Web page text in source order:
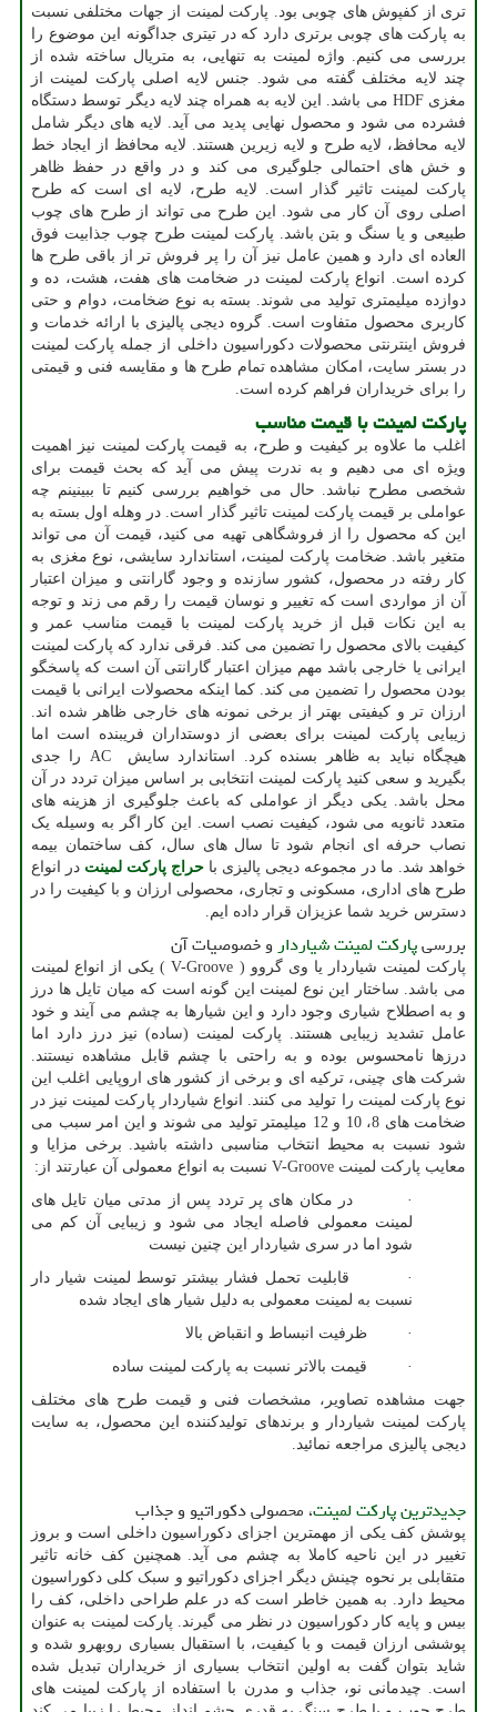
تری از کفپوش های چوبی بود. پارکت لمینت از جهات مختلفی نسبت
به پارکت های چوبی برتری دارد که در تیتری جداگونه این موضوع را
بررسی می کنیم. واژه لمینت به تنهایی، به متریال ساخته شده از
چند لایه مختلف گفته می شود. جنس لایه اصلی پارکت لمینت از
مغزیHDF می باشد. این لایه به همراه چند لایه دیگر توسط دستگاه
فشرده می شود و محصول نهایی پدید می آید. لایه های دیگر شامل
لایه محافظ، لایه طرح و لایه زیرین هستند. لایه محافظ از ایجاد خط
و خش های احتمالی جلوگیری می کند و در واقع در حفظ ظاهر
پارکت لمینت تاثیر گذار است. لایه طرح، لایه ای است که طرح
اصلی روی آن کار می شود. این طرح می تواند از طرح های چوب
طبیعی و یا سنگ و بتن باشد. پارکت لمینت طرح چوب جذابیت فوق
العاده ای دارد و همین عامل نیز آن را پر فروش تر از باقی طرح ها
کرده است. انواع پارکت لمینت در ضخامت های هفت، هشت، ده و
دوازده میلیمتری تولید می شوند. بسته به نوع ضخامت، دوام و حتی
کاربری محصول متفاوت است. گروه دیجی پالیزی با ارائه خدمات و
فروش اینترنتی محصولات دکوراسیون داخلی از جمله پارکت لمینت
در بستر سایت، امکان مشاهده تمام طرح ها و مقایسه فنی و قیمتی
را برای خریداران فراهم کرده است.
پارکت لمینت با قیمت مناسب
اغلب ما علاوه بر کیفیت و طرح، به قیمت پارکت لمینت نیز اهمیت
ویژه ای می دهیم و به ندرت پیش می­ آید که بحث قیمت برای
شخصی مطرح نباشد. حال می خواهیم بررسی کنیم تا ببینینم چه
عواملی بر قیمت پارکت لمینت تاثیر گذار است. در وهله اول بسته به
این که محصول را از فروشگاهی تهیه می کنید، قیمت آن می تواند
متغیر باشد. ضخامت پارکت لمینت، استاندارد سایشی، نوع مغزی به
کار رفته در محصول، کشور سازنده و وجود گارانتی و میزان اعتبار
آن از مواردی است که تغییر و نوسان قیمت را رقم می زند و توجه
به این نکات قبل از خرید پارکت لمینت با قیمت مناسب عمر و
کیفیت بالای محصول را تضمین می کند. فرقی ندارد که پارکت لمینت
ایرانی یا خارجی باشد مهم میزان اعتبار گارانتی آن است که پاسخگو
بودن محصول را تضمین می کند. کما اینکه محصولات ایرانی با قیمت
ارزان تر و کیفیتی بهتر از برخی نمونه های خارجی ظاهر شده اند.
زیبایی پارکت لمینت برای بعضی از دوستداران فریبنده است اما
هیچگاه نباید به ظاهر بسنده کرد. استاندارد سایش
AC را جدی
بگیرید و سعی کنید پارکت لمینت انتخابی بر اساس میزان تردد در آن
محل باشد. یکی دیگر از عواملی که باعث جلوگیری از هزینه های
متعدد ثانویه می شود، کیفیت نصب است. این کار اگر به وسیله یک
نصاب حرفه ای انجام شود تا سال های سال، کف ساختمان بیمه
خواهد شد. ما در مجموعه دیجی پالیزی با حراج پارکت لمینت در انواع
طرح های اداری، مسکونی و تجاری، محصولی ارزان و با کیفیت را در
دسترس خرید شما عزیزان قرار داده ایم.
بررسیپارکت لمینت شیاردارو خصوصیات آن
پارکت لمینت شیاردار یا وی گروو ( V-Groove) یکی از انواع لمینت
می باشد. ساختار این نوع لمینت این گونه است که میان تایل ها درز
و به اصطلاح شیاری وجود دارد و این شیارها به چشم می آیند و خود
عامل تشدید زیبایی هستند. پارکت لمینت (ساده) نیز درز دارد اما
درزها نامحسوس بوده و به راحتی با چشم قابل مشاهده نیستند.
شرکت های چینی، ترکیه ای و برخی از کشور های اروپایی اغلب این
نوع پارکت لمینت را تولید می کنند. انواع شیاردار پارکت لمینت نیز در
ضخامت های 8، 10 و 12 میلیمتر تولید می شوند و این امر سبب می
شود نسبت به محیط انتخاب مناسبی داشته باشید. برخی مزایا و
معایب پارکت لمینت V-Groove نسبت به انواع معمولی آن عبارتند از:
· در مکان های پر تردد پس از مدتی میان تایل های
لمینت معمولی فاصله ایجاد می شود و زیبایی آن کم می
شود اما در سری شیاردار این چنین نیست
· قابلیت تحمل فشار بیشتر توسط لمینت شیار دار
نسبت به لمینت معمولی به دلیل شیار های ایجاد شده
· ظرفیت انبساط و انقباض بالا
· قیمت بالاتر نسبت به پارکت لمینت ساده
جهت مشاهده تصاویر، مشخصات فنی و قیمت طرح های مختلف
پارکت لمینت شیاردار و برندهای تولیدکننده این محصول، به سایت
دیجی پالیزی مراجعه نمائید.
جدیدترین پارکت لمینت، محصولی دکوراتیو و جذاب
پوشش کف یکی از مهمترین اجزای دکوراسیون داخلی است و بروز
تغییر در این ناحیه کاملا به چشم می آید. همچنین کف خانه تاثیر
متقابلی بر نحوه چینش دیگر اجزای دکوراتیو و سبک کلی دکوراسیون
محیط دارد. به همین خاطر است که در علم طراحی داخلی، کف را
بیس و پایه کار دکوراسیون در نظر می گیرند. پارکت لمینت به عنوان
پوششی ارزان قیمت و با کیفیت، با استقبال بسیاری روبه­رو شده و
شاید بتوان گفت به اولین انتخاب بسیاری از خریداران تبدیل شده
است. چیدمانی نو، جذاب و مدرن با استفاده از پارکت لمینت های